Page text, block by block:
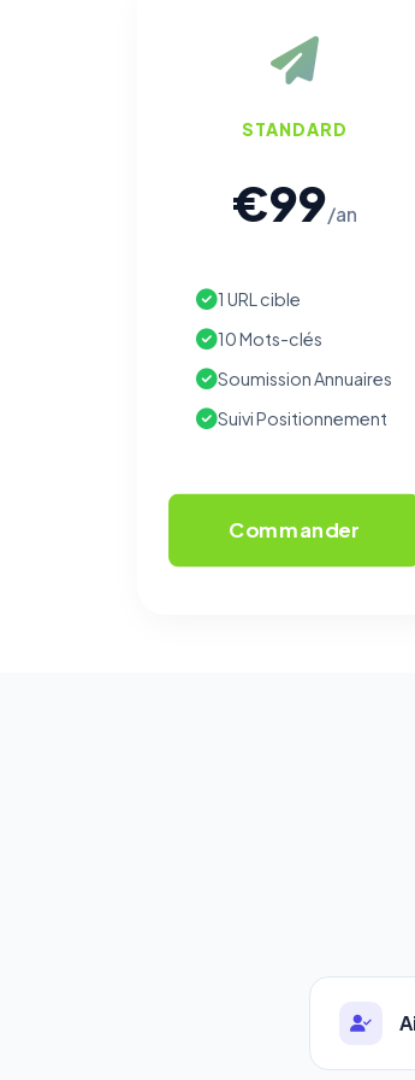
STANDARD
€99/an
1 URL cible
10 Mots-clés
Soumission Annuaires
Suivi Positionnement
Commander